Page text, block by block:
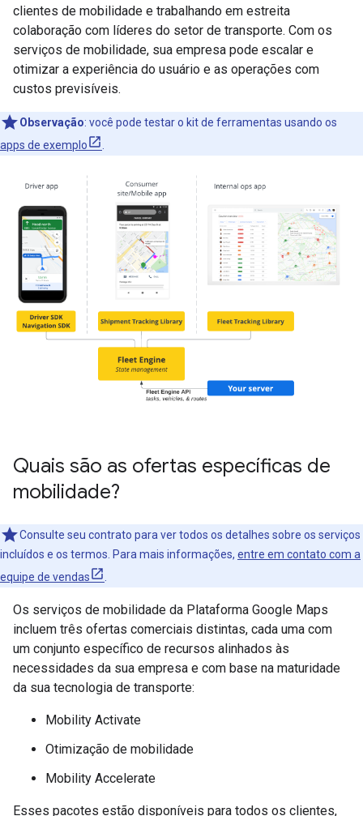
clientes de mobilidade e trabalhando em estreita
colaboração com líderes do setor de transporte. Com os
serviços de mobilidade, sua empresa pode escalar e
otimizar a experiência do usuário e as operações com
custos previsíveis.
Observação: você pode testar o kit de ferramentas usando os
apps de exemplo
Quais são as ofertas específicas de
mobilidade?
Consulte seu contrato para ver todos os detalhes sobre os serviços
incluídos e os termos. Para mais informações, entre em contato com a
equipe de vendas
Os serviços de mobilidade da Plataforma Google Maps
incluem três ofertas comerciais distintas, cada uma com
um conjunto específico de recursos alinhados às
necessidades da sua empresa e com base na maturidade
da sua tecnologia de transporte:
Mobility Activate
Otimização de mobilidade
Mobility Accelerate
Esses pacotes estão disponíveis para todos os clientes,